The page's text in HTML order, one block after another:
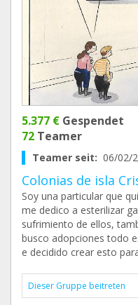
5.377 € Gespendet
72 Teamer
Teamer seit: 06/02/
Colonias de isla
Soy una particular que
me dedico a esterilizar
sufrimiento de ellos,
busco adopciones todo
e decidido crear esto
Dieser Gruppe beitreten